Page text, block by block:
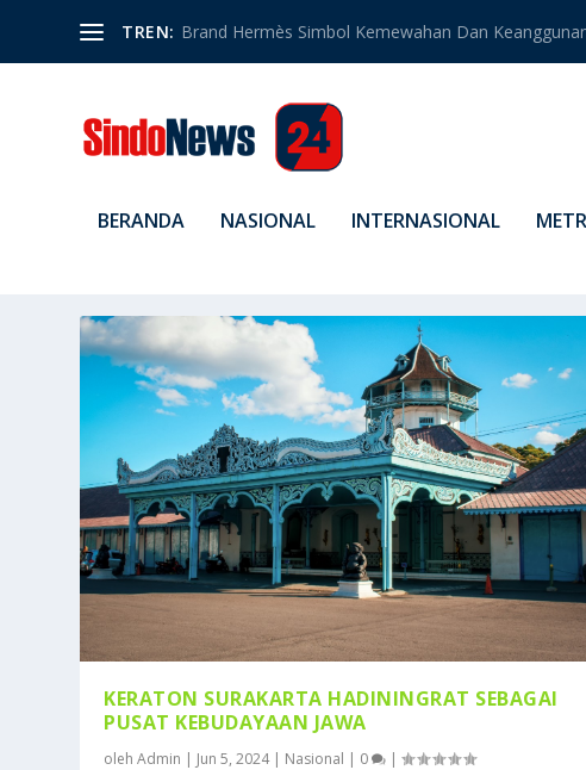
TREN: Brand Hermès Simbol Kemewahan Dan
BERANDA NASIONAL INTERNASIONAL
KERATON SURAKARTA HADININGRAT SEBAGAI
PUSAT KEBUDAYAAN JAWA
olehAdmin | Jun 5, 2024| Nasional | 0 |